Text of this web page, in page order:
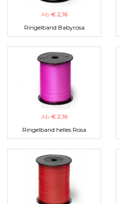
Ab € 2,16
Ringelband Babyrosa
Ab € 2,16
Ringelband helles Rosa